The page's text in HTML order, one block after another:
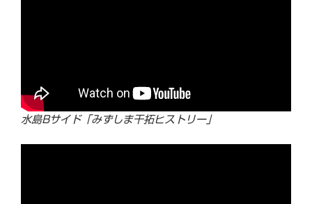
水島Bサイド「みずしま干拓ヒストリー」